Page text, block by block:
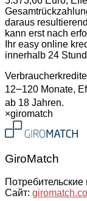
daraus
kann erst nach
Ihr easy online
innerhalb 24
12౼120 Monate,
ab 18 Jahren.
×giromatch
GiroMatch
Сайт: